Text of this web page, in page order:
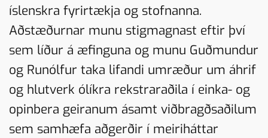
íslenskra fyrirtækja og stofnanna.
Aðstæðurnar munu stigmagnast eftir því
sem líður á æfinguna og munu Guðmundur
og Runólfur taka lifandi umræður um áhrif
og hlutverk ólíkra rekstraraðila í einka- og
opinbera geiranum ásamt viðbragðsaðilum
sem samhæfa aðgerðir í meiriháttar